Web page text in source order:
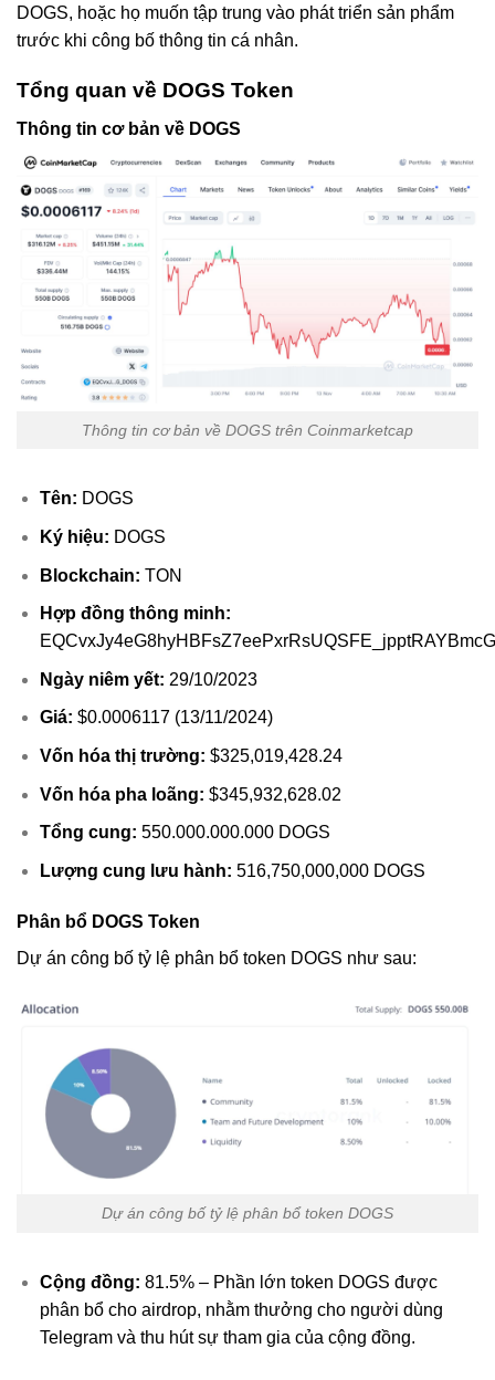
DOGS, hoặc họ muốn tập trung vào phát triển sản phẩm
trước khi công bố thông tin cá nhân.
Tổng quan về DOGS Token
Thông tin cơ bản về DOGS
Thông tin cơ bản về DOGS trên Coinmarketcap
Tên: DOGS
Ký hiệu: DOGS
Blockchain: TON
Hợp đồng thông minh:
Ngày niêm yết: 29/10/2023
Giá: $0.0006117 (13/11/2024)
Vốn hóa thị trường: $325,019,428.24
Vốn hóa pha loãng: $345,932,628.02
Tổng cung: 550.000.000.000 DOGS
Lượng cung lưu hành: 516,750,000,000 DOGS
Phân bổ DOGS Token
Dự án công bố tỷ lệ phân bổ token DOGS như sau:
Dự án công bố tỷ lệ phân bổ token DOGS
Cộng đồng: 81.5% – Phần lớn token DOGS được
phân bổ cho airdrop, nhằm thưởng cho người dùng
Telegram và thu hút sự tham gia của cộng đồng.